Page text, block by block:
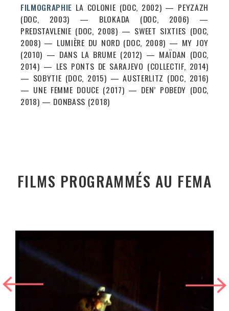
FILMOGRAPHIE LA COLONIE (DOC, 2002) — PEYZAZH
(DOC, 2003) — BLOKADA (DOC, 2006) —
PREDSTAVLENIE (DOC, 2008) — SWEET SIXTIES (DOC,
2008) — LUMIÈRE DU NORD (DOC, 2008) — MY JOY
(2010) — DANS LA BRUME (2012) — MAÏDAN (DOC,
2014) — LES PONTS DE SARAJEVO (COLLECTIF, 2014)
— SOBYTIE (DOC, 2015) — AUSTERLITZ (DOC, 2016)
— UNE FEMME DOUCE (2017) — DEN’ POBEDY (DOC,
2018) — DONBASS (2018)
FILMS PROGRAMMÉS AU FEMA